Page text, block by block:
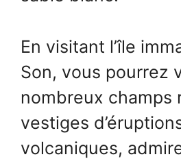
En visitant l’île
Son, vous pourrez
nombreux champs
vestiges
volcaniques,